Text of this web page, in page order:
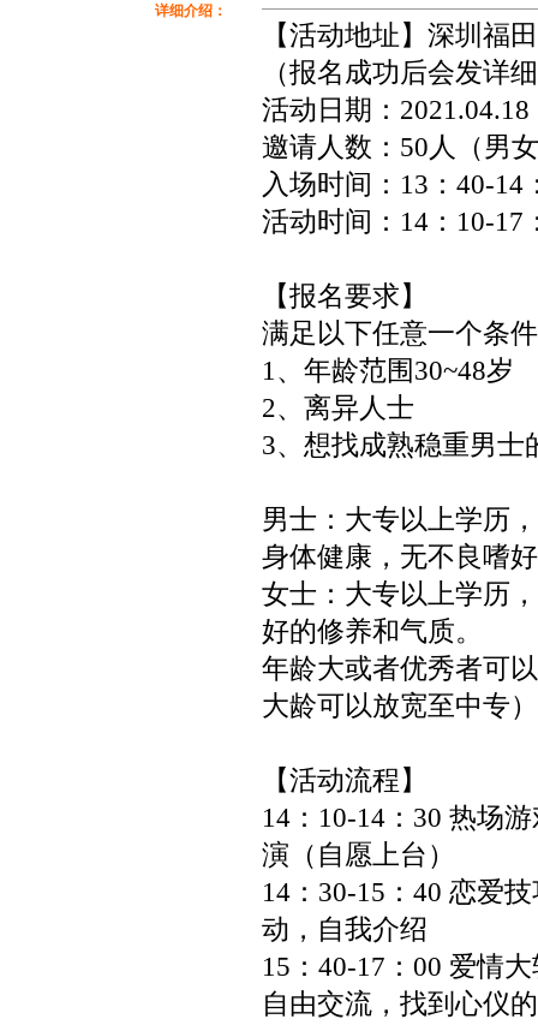
详细介绍：
【活动地址】深圳福
（报名成功后会发详
活动日期：
邀请人数：50人（男
入场时间：13：40-14
活动时间：14：10-17
【报名要求】
满足以下任意一个条
1、年龄范围30~48岁
2、离异人士
3、想找成熟稳重男士
男士：大专以上学历
身体健康，无不良嗜
女士：大专以上学历
好的修养和气质。
年龄大或者优秀者可
大龄可以放宽至中专）
【活动流程】
14：10-14：30 热场
演（自愿上台）
14：30-15：40 恋爱
动，自我介绍
15：40-17：00 爱情
自由交流，找到心仪